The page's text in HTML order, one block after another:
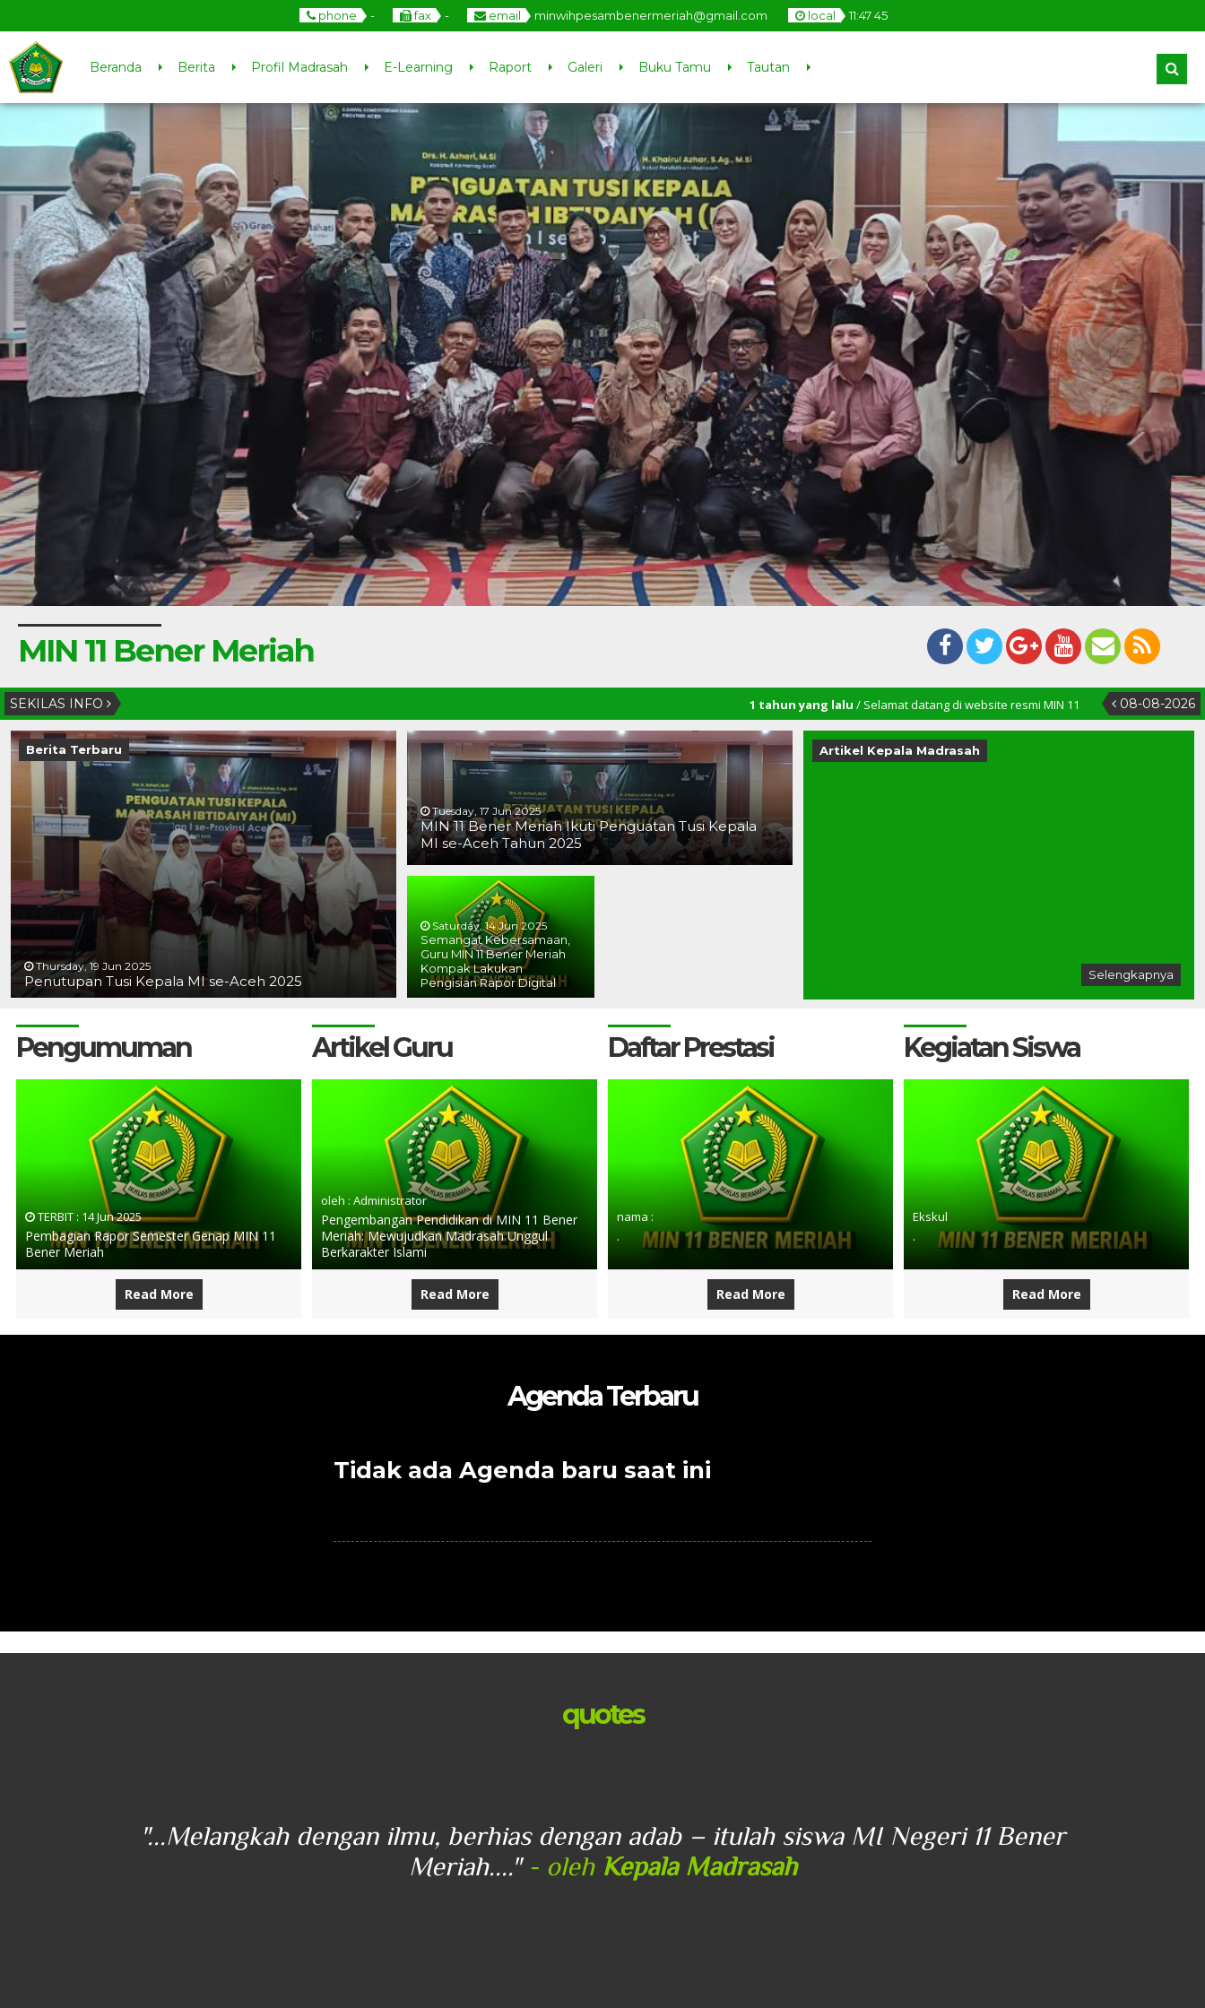
phone - fax - email minwihpesambenermeriah@gmail.com local 11:47 46
Beranda Berita Profil Madrasah E-Learning Raport Galeri Buku Tamu Tautan
MIN 11 Bener Meriah
SEKILAS INFO 08-08-2026
1 tahun yang lalu/ Selamat datang di website resmi MIN 11
Bener Meriah
Berita Terbaru
Thursday, 19 Jun 2025
Penutupan Tusi Kepala MI se-Aceh 2025
Tuesday, 17 Jun 2025
MIN 11 Bener Meriah Ikuti Penguatan Tusi Kepala
MI se-Aceh Tahun 2025
Saturday, 14 Jun 2025
Semangat Kebersamaan,
Guru MIN 11 Bener Meriah
Kompak Lakukan
Pengisian Rapor Digital
Artikel Kepala Madrasah
Selengkapnya
Pengumuman
TERBIT : 14 Jun 2025
Pembagian Rapor Semester Genap MIN 11
Bener Meriah
Read More
Artikel Guru
oleh : Administrator
Pengembangan Pendidikan di MIN 11 Bener
Meriah: Mewujudkan Madrasah Unggul
Berkarakter Islami
Read More
Daftar Prestasi
nama :
.
Read More
Kegiatan Siswa
Ekskul
.
Read More
Agenda Terbaru
Tidak ada Agenda baru saat ini
quotes
"...Melangkah dengan ilmu, berhias dengan adab – itulah siswa MI Negeri 11 Bener
Meriah...." - oleh Kepala Madrasah